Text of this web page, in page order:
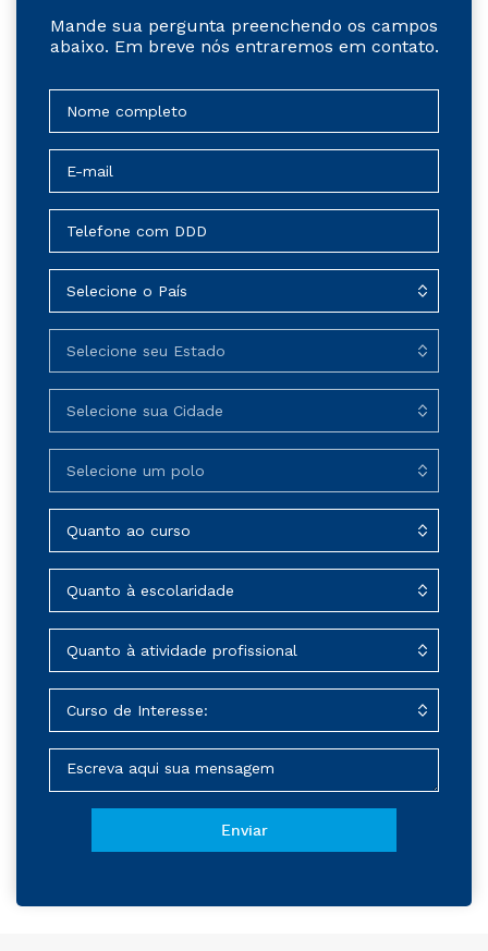
Mande sua pergunta preenchendo os campos
abaixo. Em breve nós entraremos em contato.